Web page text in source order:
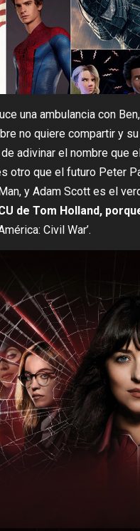
una ambulancia con
no quiere compartir y
adivinar el nombre que
otro que el futuro Peter
y Adam Scott es el
de Tom Holland,
Civil War’.